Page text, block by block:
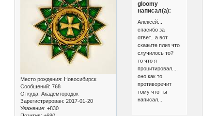
Место рождения: Новосибирск
Сообщений: 768
Откуда: Академгородок
Зарегистрирован: 2017-01-20
Уважение: +830
gloomy
написал(а):
Алексей...
спасибо за
ответ.. а вот
скажите плиз что
случилось то?
то что я
процитировал....
оно как то
противоречит
тому что ты
написал...